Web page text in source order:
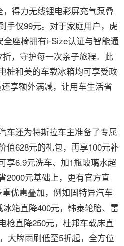
得力无线锂电彩屏充气泵叠
手仅99元。对于家庭用户，虎
全座椅拥有i-Size认证与智能通
，守护每一次亲子旅程。此
桩和美的车载冰箱均可享受政
享额外满减，让用车生活省
还为特斯拉车主准备了专属
值628元的礼包，再享100元补
享6.9元洗车、加1瓶玻璃水超
2000元基础上，更有官方直
优惠叠加，例如固特异汽车
箱直降400元，韩泰轮胎、雷
枪直降250元，杜邦车载床直
大牌雨刷低至5折起，全方位